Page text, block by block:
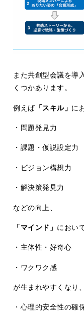
また共創型会議を導
くつかあります。
例えば「スキル」 に
・問題発見力
・課題・仮説設定力
・ビジョン構想力
・解決策発見力
などの向上、
「マインド」 におい
・主体性・好奇心
・ワクワク感
が生まれやすくなり、
・心理的安全性の確